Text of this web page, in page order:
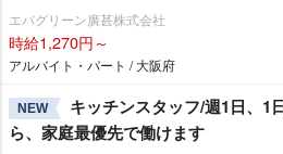
エバグリーン廣甚株式会社
時給1,270円～
アルバイト・パート / 大阪府
NEW
キッチンスタッフ/週1日、1
ら、家庭最優先で働けます